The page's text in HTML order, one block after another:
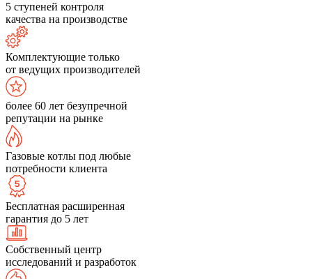
5 ступеней контроля
качества на производстве
Комплектующие только
от ведущих производителей
более 60 лет безупречной
репутации на рынке
Газовые котлы под любые
потребности клиента
Бесплатная расширенная
гарантия до 5 лет
Собственный центр
исследований и разработок